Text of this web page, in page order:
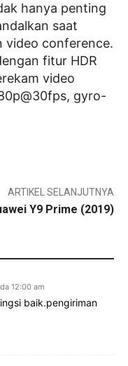
hanya penting
saat
video conference.
fitur HDR
video
gyro-
ARTIKEL SELANJUTNYA
Y9 Prime (2019)
12:00 am
baik.pengiriman